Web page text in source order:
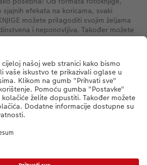
efekata na koricama, svaki
možete prilagoditi svojim željama
i neponovljiva. Također možete
napravljenih predložaka ili ih koristiti kao
za uređivanje? Inspirirajte se našim